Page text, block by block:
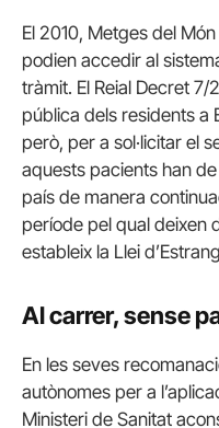
El 2010, Metges del
podien accedir al
tràmit. El Reial Decret
pública dels residents a
però, per a sol·licitar el
aquests pacients han
país de manera
període pel qual deixen
estableix la Llei
Al carrer, sense
En les seves
autònomes per a
Ministeri de Sanitat